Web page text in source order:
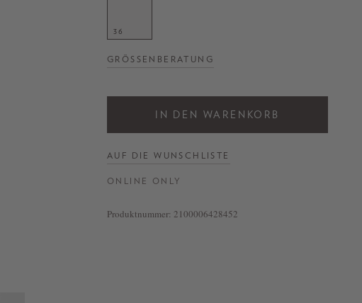
36
GRÖSSENBERATUNG
IN DEN WARENKORB
AUF DIE WUNSCHLISTE
ONLINE ONLY
Produktnummer: 2100006428452